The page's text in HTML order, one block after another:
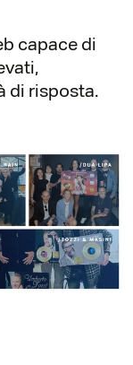
capace di
di risposta.